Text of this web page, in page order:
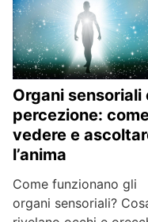
Organi sensoriali
percezione:
vedere e
l’anima
Come funzionano gli
organi sensoriali?